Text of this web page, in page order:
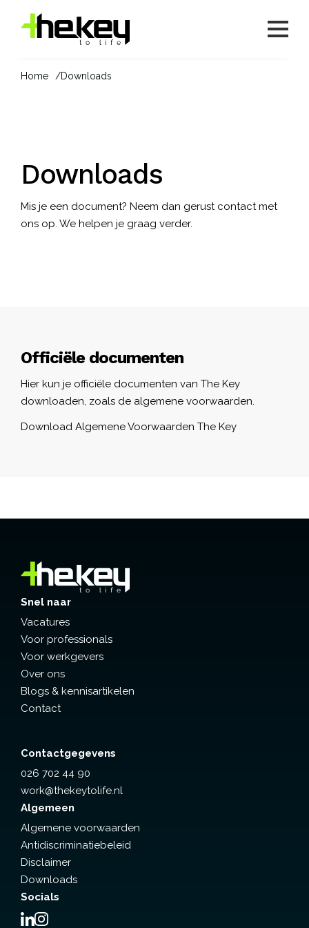
Home Downloads
Downloads
Mis je een document? Neem dan gerust contactmet
ons op. We helpen je graag verder.
Officiële documenten
Hier kun je officiële documenten van The Key
downloaden, zoals de algemene voorwaarden.
Download Algemene Voorwaarden The Key
Snel naar
Vacatures
Voor professionals
Voor werkgevers
Over ons
Blogs & kennisartikelen
Contact
Contactgegevens
026 702 44 90
work@thekeytolife.nl
Algemeen
Algemene voorwaarden
Antidiscriminatiebeleid
Disclaimer
Downloads
Socials